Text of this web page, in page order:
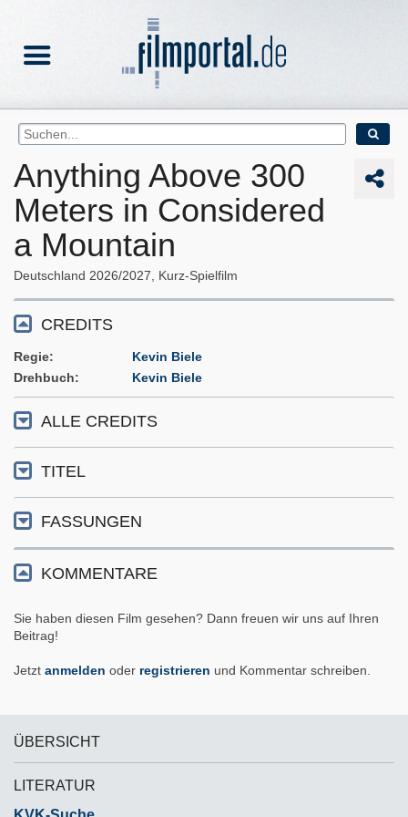
Anything Above 300
Meters in Considered
a Mountain
Deutschland 2026/2027 Kurz-Spielfilm
CREDITS
Regie
Kevin Biele
Drehbuch
Kevin Biele
ALLE CREDITS
TITEL
FASSUNGEN
KOMMENTARE
Sie haben diesen Film gesehen? Dann freuen wir uns auf Ihren
Beitrag!
Jetzt anmelden oder registrieren und Kommentar schreiben.
ÜBERSICHT
LITERATUR